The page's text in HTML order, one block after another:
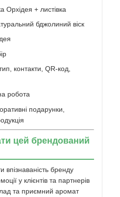
Орхідея + листівка
бджолиний віск
контакти, QR-код,
робота
подарунки,
цей брендований
впізнаваність бренду
у клієнтів та партнерів
та приємний аромат